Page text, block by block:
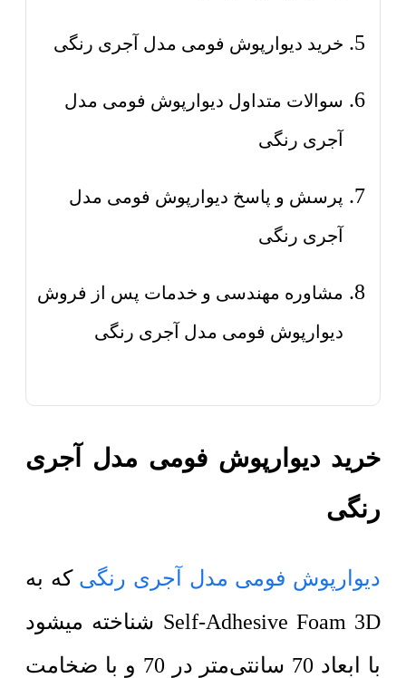
خرید دیوارپوش فومی مدل آجری رنگی
سوالات متداول دیوارپوش فومی مدل
آجری رنگی
پرسش و پاسخ دیوارپوش فومی مدل
آجری رنگی
مشاوره مهندسی و خدمات پس از فروش
دیوارپوش فومی مدل آجری رنگی
خرید دیوارپوش فومی مدل آجری
رنگی
دیوارپوش فومی مدل آجری رنگی که به
Self-Adhesive Foam 3D شناخته میشود
با ابعاد 70 سانتی‌متر در 70 و با ضخامت